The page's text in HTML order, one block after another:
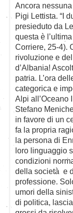
Ancora
Pigi Lettista. “I
presieduto da
questa è
Corriere, 25-4).
rivoluzione e
d’Albania!
patria. L’ora
categorica e
Alpi all’Oceano
Stefano
in favore di un
fa la propria
la persona di
loro linguaggio
condizioni
della società e
professione.
umori della
di politica,